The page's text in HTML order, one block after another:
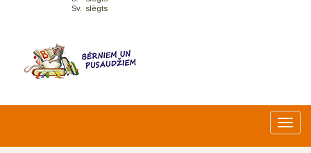
Sv.
slēgts